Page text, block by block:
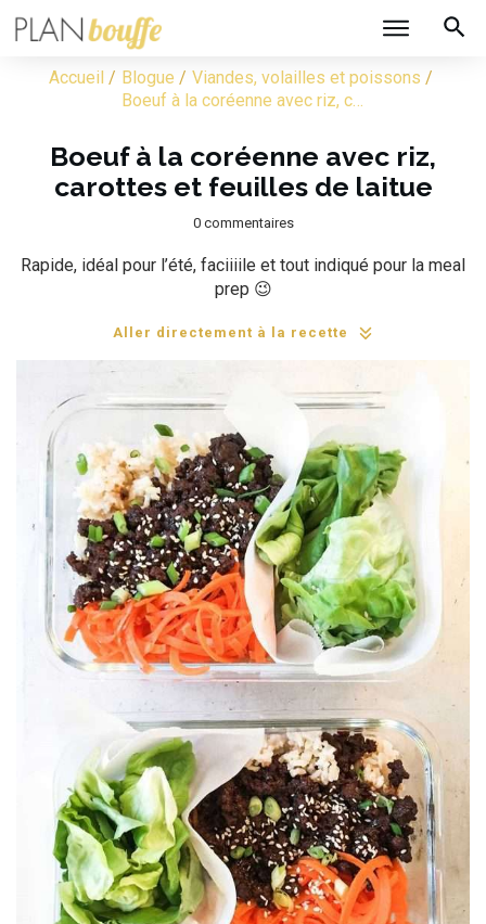
Accueil / Blogue / Viandes, volailles et poissons /
Boeuf à la coréenne avec riz, carottes et feuilles de laitue
Boeuf à la coréenne avec riz,
carottes et feuilles de laitue
0 commentaires
Rapide, idéal pour l’été, faciiiile et tout indiqué pour la meal
prep 😉
Aller directement à la recette